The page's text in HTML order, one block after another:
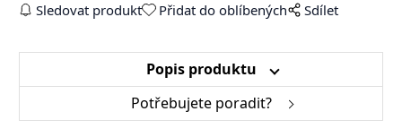
Sledovat produkt Přidat do oblíbených Sdílet
Popis produktu
Potřebujete poradit?